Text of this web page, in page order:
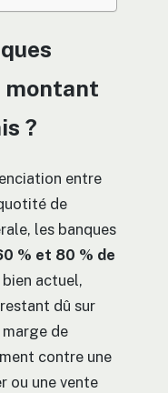
montant
?
entre
de
les banques
% et 80 % de
actuel,
dû sur
de
contre une
ou une vente